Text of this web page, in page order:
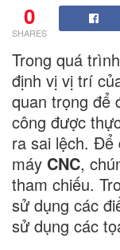
0
SHARES
Trong quá
định vị vị trí
quan trọng để
công được
ra sai lệch. Để
máy CNC,
tham chiếu.
sử dụng các
sử dụng các